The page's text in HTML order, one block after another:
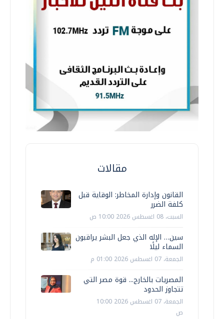
مقالات
القانون وإدارة المخاطر: الوقاية قبل
كلفة الضرر
السبت، 08 اغسطس 2026 10:00 ص
سين… الإله الذي جعل البشر يراقبون
السماء ليلًا
الجمعة، 07 اغسطس 2026 01:00 م
المصريات بالخارج... قوة مصر التي
تتجاوز الحدود
الجمعة، 07 اغسطس 2026 10:00
ص